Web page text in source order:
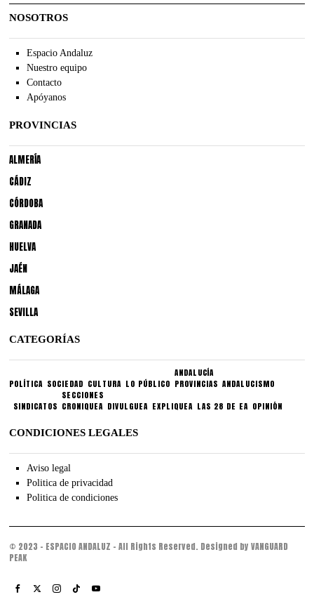
NOSOTROS
Espacio Andaluz
Nuestro equipo
Contacto
Apóyanos
PROVINCIAS
ALMERÍA
CÁDIZ
CÓRDOBA
GRANADA
HUELVA
JAÉN
MÁLAGA
SEVILLA
CATEGORÍAS
POLÍTICA SOCIEDAD CULTURA LO PÚBLICO
ANDALUCÍA
PROVINCIAS ANDALUCISMO
SINDICATOS
SECCIONES
CRONIQUEA DIVULGUEA EXPLIQUEA LAS 28 DE EA OPINIÓN
CONDICIONES LEGALES
Aviso legal
Politica de privacidad
Politica de condiciones
© 2023 - ESPACIO ANDALUZ - All Rights Reserved. Designed by VANGUARD
PEAK